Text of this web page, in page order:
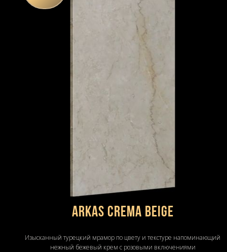
Arkas Crema Beige
Изысканный турецкий мрамор по цвету и текстуре напоминающий
нежный бежевый крем с розовыми включениями